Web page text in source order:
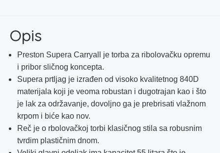
Opis
Preston Supera Carryall je torba za ribolovačku opremu
i pribor sličnog koncepta.
Supera prtljag je izrađen od visoko kvalitetnog 840D
materijala koji je veoma robustan i dugotrajan kao i što
je lak za održavanje, dovoljno ga je prebrisati vlažnom
krpom i biće kao nov.
Reč je o rbolovačkoj torbi klasičnog stila sa robusnim
tvrdim plastičnim dnom.